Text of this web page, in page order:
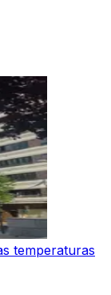
temperaturas